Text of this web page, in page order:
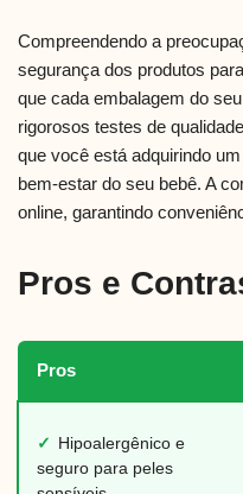
Compreendendo a
segurança dos produtos
que cada embalagem do
rigorosos testes de
que você está adquirindo
bem-estar do seu bebê. A
online, garantindo
Pros e
Pros
✓
Hipoalergênico e
seguro para peles